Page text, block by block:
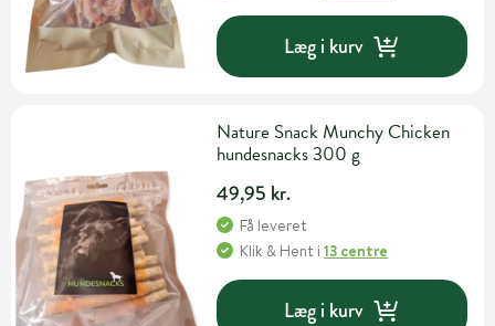
Læg i kurv
Nature Snack Munchy Chicken
hundesnacks 300 g
49,95 kr.
Få leveret
Klik & Hent i13 centre
Læg i kurv